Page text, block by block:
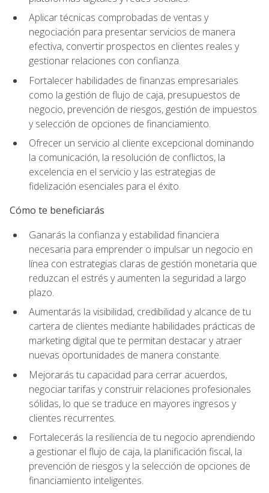
Aplicar técnicas comprobadas de ventas y
negociación para presentar servicios de manera
efectiva, convertir prospectos en clientes reales y
gestionar relaciones con confianza.
Fortalecer habilidades de finanzas empresariales
como la gestión de flujo de caja, presupuestos de
negocio, prevención de riesgos, gestión de impuestos
y selección de opciones de financiamiento.
Ofrecer un servicio al cliente excepcional dominando
la comunicación, la resolución de conflictos, la
excelencia en el servicio y las estrategias de
fidelización esenciales para el éxito.
Cómo te beneficiarás
Ganarás la confianza y estabilidad financiera
necesaria para emprender o impulsar un negocio en
línea con estrategias claras de gestión monetaria que
reduzcan el estrés y aumenten la seguridad a largo
plazo.
Aumentarás la visibilidad, credibilidad y alcance de tu
cartera de clientes mediante habilidades prácticas de
marketing digital que te permitan destacar y atraer
nuevas oportunidades de manera constante.
Mejorarás tu capacidad para cerrar acuerdos,
negociar tarifas y construir relaciones profesionales
sólidas, lo que se traduce en mayores ingresos y
clientes recurrentes.
Fortalecerás la resiliencia de tu negocio aprendiendo
a gestionar el flujo de caja, la planificación fiscal, la
prevención de riesgos y la selección de opciones de
financiamiento inteligentes.